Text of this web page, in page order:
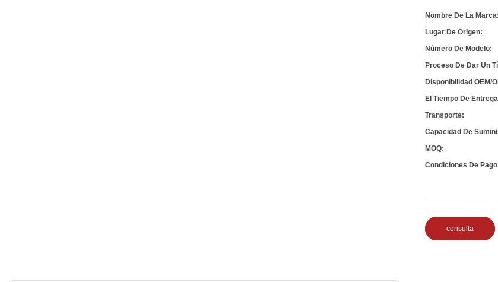
Nombre De La Marca:
Lugar De Origen:
Número De Modelo:
Proceso De Dar Un
Disponibilidad OEM/
El Tiempo De
Transporte:
Capacidad De
MOQ:
Condiciones De
consulta